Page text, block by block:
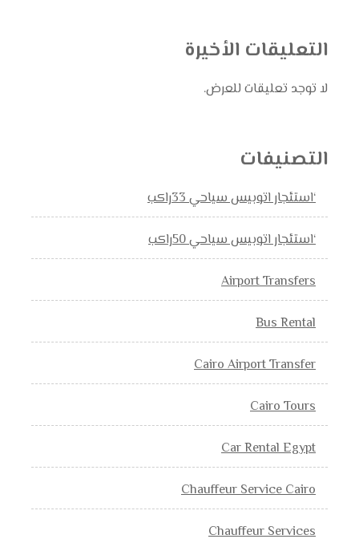
التعليقات الأخيرة
لا توجد تعليقات للعرض.
التصنيفات
‘استئجار اتوبيس سياحي 33راكب
‘استئجار اتوبيس سياحي 50راكب
Airport Transfers
Bus Rental
Cairo Airport Transfer
Cairo Tours
Car Rental Egypt
Chauffeur Service Cairo
Chauffeur Services